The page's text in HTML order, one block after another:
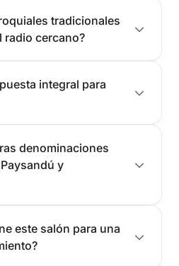
tradicionales
radio cercano?
integral para
denominaciones
y
este salón para una